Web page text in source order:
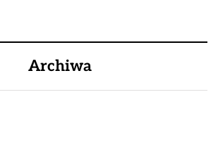
Archiwa